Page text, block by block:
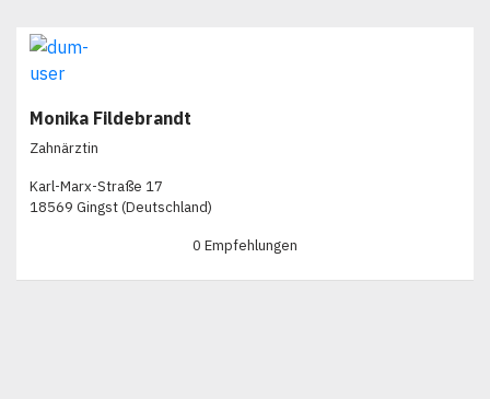
Monika Fildebrandt
Zahnärztin
Karl-Marx-Straße 17
18569 Gingst (Deutschland)
0 Empfehlungen